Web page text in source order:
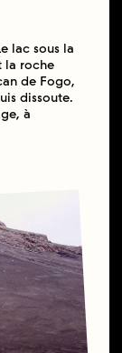
lac sous la
la roche
de Fogo,
dissoute.
à